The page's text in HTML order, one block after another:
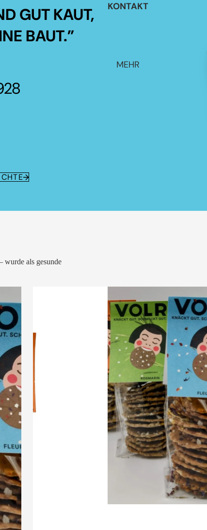
KONTAKT
MEHR
GUT KAUT,
BAUT.”
wurde als gesunde